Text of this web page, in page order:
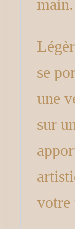
main.
se
une
sur
votre